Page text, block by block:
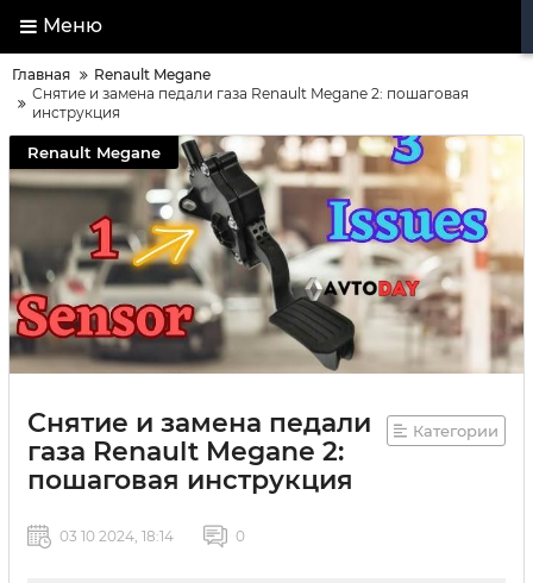
Меню
Главная
Renault Megane
Снятие и замена педали газа Renault Megane 2: пошаговая
инструкция
Renault Megane
Снятие и замена педали
газа Renault Megane 2:
пошаговая инструкция
Категории
03 10 2024, 18:14 0